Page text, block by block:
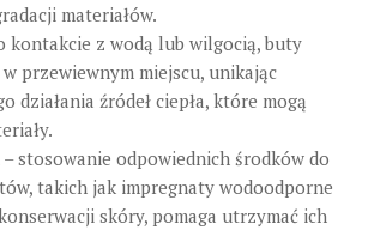
materiałów.
kontakcie z wodą lub wilgocią, buty
przewiewnym miejscu, unikając
działania źródeł ciepła, które mogą
– stosowanie odpowiednich środków do
takich jak impregnaty wodoodporne
skóry, pomaga utrzymać ich